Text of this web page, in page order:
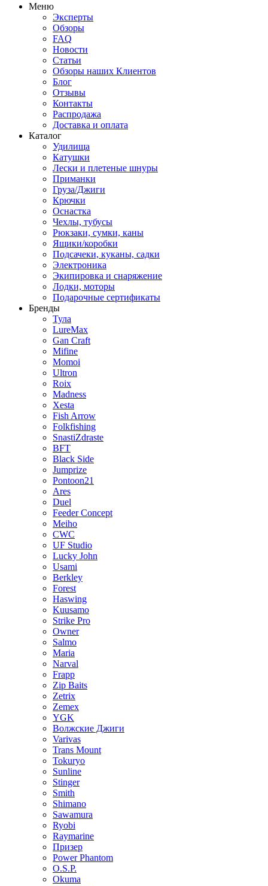
Меню
Эксперты
Обзоры
FAQ
Новости
Статьи
Обзоры наших Клиентов
Блог
Отзывы
Контакты
Распродажа
Доставка и оплата
Каталог
Удилища
Катушки
Лески и плетеные шнуры
Приманки
Груза/Джиги
Крючки
Оснастка
Чехлы, тубусы
Рюкзаки, сумки, каны
Ящики/коробки
Подсачеки, куканы, садки
Электроника
Экипировка и снаряжение
Лодки, моторы
Подарочные сертификаты
Бренды
Тула
LureMax
Gan Craft
Mifine
Momoi
Ultron
Roix
Madness
Xesta
Fish Arrow
Folkfishing
SnastiZdraste
BFT
Black Side
Jumprize
Pontoon21
Ares
Duel
Feeder Concept
Meiho
CWC
UF Studio
Lucky John
Usami
Berkley
Forest
Haswing
Kuusamo
Strike Pro
Owner
Salmo
Maria
Narval
Frapp
Zip Baits
Zetrix
Zemex
YGK
Волжские Джиги
Varivas
Trans Mount
Tokuryo
Sunline
Stinger
Smith
Shimano
Sawamura
Ryobi
Raymarine
Призер
Power Phantom
O.S.P.
Okuma